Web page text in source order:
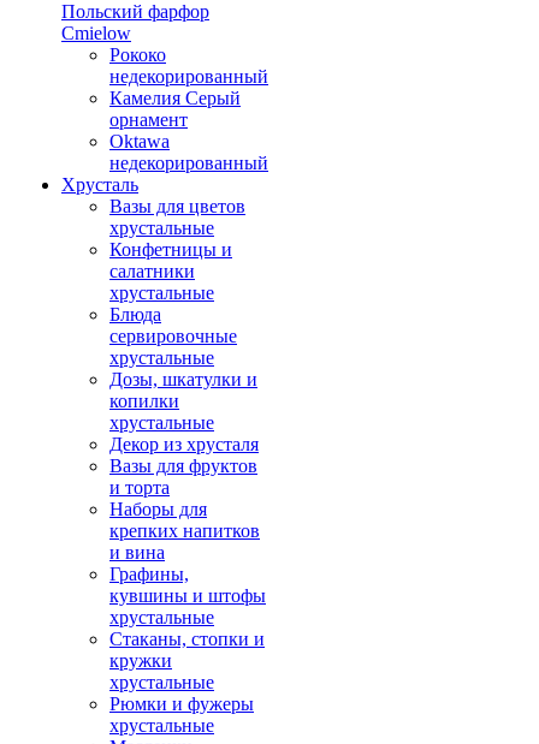
Польский фарфор
Сmielow
Рококо
недекорированный
Камелия Серый
орнамент
Oktawa
недекорированный
Хрусталь
Вазы для цветов
хрустальные
Конфетницы и
салатники
хрустальные
Блюда
сервировочные
хрустальные
Дозы, шкатулки и
копилки
хрустальные
Декор из хрусталя
Вазы для фруктов
и торта
Наборы для
крепких напитков
и вина
Графины,
кувшины и штофы
хрустальные
Стаканы, стопки и
кружки
хрустальные
Рюмки и фужеры
хрустальные